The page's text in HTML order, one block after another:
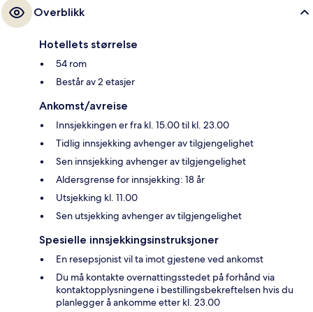
Overblikk
Hotellets størrelse
54 rom
Består av 2 etasjer
Ankomst/avreise
Innsjekkingen er fra kl. 15.00 til kl. 23.00
Tidlig innsjekking avhenger av tilgjengelighet
Sen innsjekking avhenger av tilgjengelighet
Aldersgrense for innsjekking: 18 år
Utsjekking kl. 11.00
Sen utsjekking avhenger av tilgjengelighet
Spesielle innsjekkingsinstruksjoner
En resepsjonist vil ta imot gjestene ved ankomst
Du må kontakte overnattingsstedet på forhånd via
kontaktopplysningene i bestillingsbekreftelsen hvis du
planlegger å ankomme etter kl. 23.00